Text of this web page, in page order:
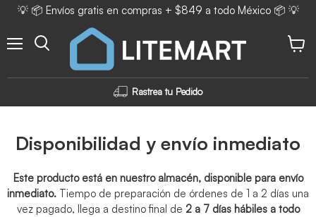
💡 📦 Envíos gratis en compras + $849 a todo México 📦 💡
Rastrea tu Pedido
Disponibilidad y envío inmediato
Este producto está en nuestro almacén, disponible para envío
inmediato. Tiempo de preparación de órdenes de 1 a 2 días una
vez pagado, llega a destino final de 2 a 7 días hábiles a todo